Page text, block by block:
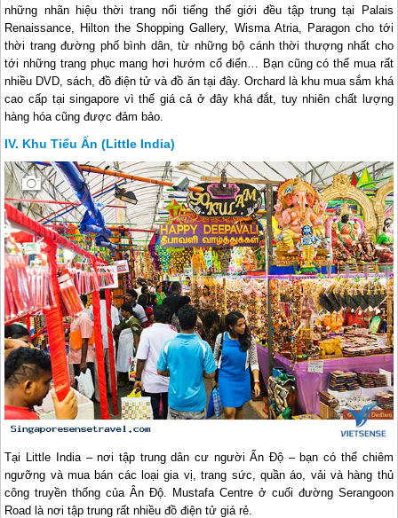
những nhãn hiệu thời trang nổi tiếng thế giới đều tập trung tại Palais
Renaissance, Hilton the Shopping Gallery, Wisma Atria, Paragon cho tới
thời trang đường phố bình dân, từ những bộ cánh thời thượng nhất cho
tới những trang phục mang hơi hướm cổ điển… Bạn cũng có thể mua rất
nhiều DVD, sách, đồ điện tử và đồ ăn tại đây. Orchard là khu mua sắm khá
cao cấp tạisingapore vì thế giá cả ở đây khá đắt, tuy nhiên chất lượng
hàng hóa cũng được đảm bảo.
Khu Tiểu Ấn (Little India)
Tại Little India – nơi tập trung dân cư người Ấn Độ – bạn có thể chiêm
ngưỡng và mua bán các loại gia vị, trang sức, quần áo, vải và hàng thủ
công truyền thống của Ân Độ. Mustafa Centre ở cuối đường Serangoon
Road là nơi tập trung rất nhiều đồ điện tử giá rẻ.